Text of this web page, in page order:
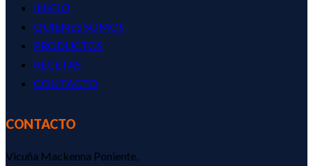
INICIO
QUIENES SOMOS
PRODUCTOS
RECETAS
CONTACTO
CONTACTO
Vicuña Mackenna Poniente,